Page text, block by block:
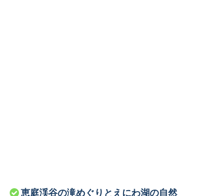
恵庭渓谷の滝めぐりとえにわ湖の自然